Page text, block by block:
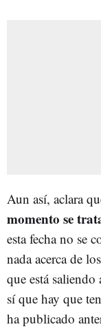
Aun así, aclara
momento se
esta fecha no se
nada acerca de
que está
sí que hay que
ha publicado